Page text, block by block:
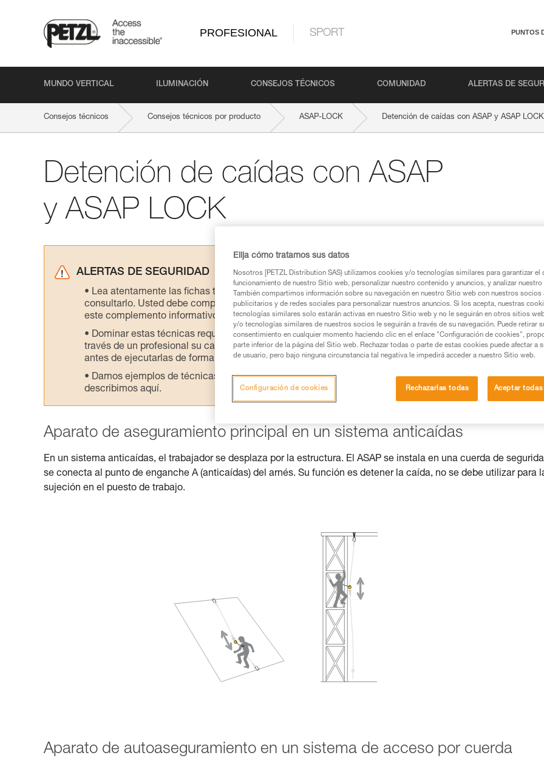
PROFESIONAL SPORT PUNTOS
MUNDO VERTICAL ILUMINACIÓN CONSEJOS TÉCNICOS COMUNIDAD ALERTAS DE
Consejos técnicos Consejos técnicos por producto ASAP-LOCK Detención de caídas con ASAP y ASAP LOCK
Detención de caídas con ASAP
y ASAP LOCK
ALERTAS DE SEGURIDAD
Lea atentamente las fichas técnicas de los productos utilizados en este consejo antes de
consultarlo. Usted debe comprender la información de la ficha técnica para poder comprender
este complemento informativo.
Dominar estas técnicas requiere una formación y un entrenamiento específico. Confirme a
través de un profesional su capacidad para ejecutar estas técnicas, solo y con total seguridad,
antes de ejecutarlas de forma autónoma.
Damos ejemplos de técnicas relacionadas con su actividad. Pueden existir otras que no
describimos aquí.
Aparato de aseguramiento principal en un sistema anticaídas
En un sistema anticaídas, el trabajador se desplaza por la estructura. El ASAP se instala en una cuerda de
se conecta al punto de enganche A (anticaídas) del arnés. Su función es detener la caída, no se debe utilizar para
sujeción en el puesto de trabajo.
Aparato de autoaseguramiento en un sistema de acceso por cuerda
Elija cómo tratamos sus datos
Nosotros [PETZL Distribution SAS) utilizamos cookies y/o tecnologías similares para garantizar el
funcionamiento de nuestro Sitio web, personalizar nuestro contenido y anuncios, y analizar
También compartimos información sobre su navegación en nuestro Sitio web con nuestros socios
publicitarios y de redes sociales para personalizar nuestros anuncios. Si los acepta, nuestras
tecnologías similares solo estarán activas en nuestro Sitio web y no le seguirán en otros sitios
y/o tecnologías similares de nuestros socios le seguirán a través de su navegación. Puede retirar
consentimiento en cualquier momento haciendo clic en el enlace "Configuración de cookies",
parte inferior de la página del Sitio web. Rechazar todas o parte de estas cookies puede afectar a
de usuario, pero bajo ninguna circunstancia tal negativa le impedirá acceder a nuestro Sitio web.
Rechazarlas todas Aceptar
Configuración de cookies